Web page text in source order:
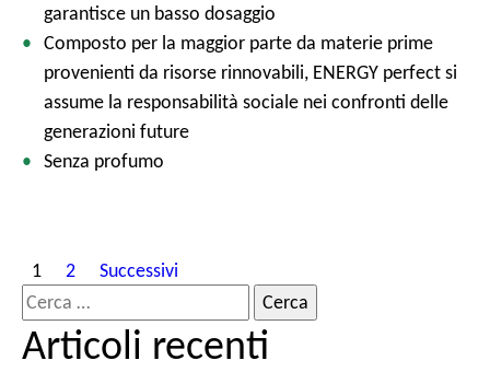
garantisce un basso dosaggio
Composto per la maggior parte da materie prime
provenienti da risorse rinnovabili, ENERGY perfect si
assume la responsabilità sociale nei confronti delle
generazioni future
Senza profumo
P
a
g
i
1 2
Successivi
R
i
c
Articoli recenti